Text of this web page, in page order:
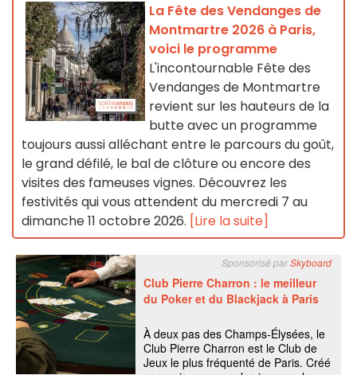
La Fête des Vendanges de
Montmartre 2026 à Paris,
voici le programme
L'incontournable Fête des
Vendanges de Montmartre
revient sur les hauteurs de la
butte avec un programme
toujours aussi alléchant entre le parcours du goût,
le grand défilé, le bal de clôture ou encore des
visites des fameuses vignes. Découvrez les
festivités qui vous attendent du mercredi 7 au
dimanche 11 octobre 2026. [Lire la suite]